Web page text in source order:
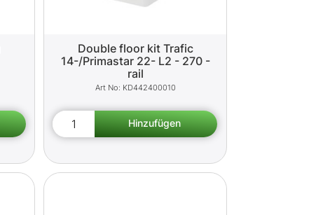
Double floor kit Trafic
14-/Primastar 22- L2 - 270 -
rail
KD442400010